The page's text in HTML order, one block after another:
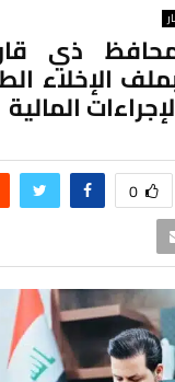
ذي
الإخلاء
المالية
0